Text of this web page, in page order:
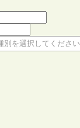
別を選択してください
てください